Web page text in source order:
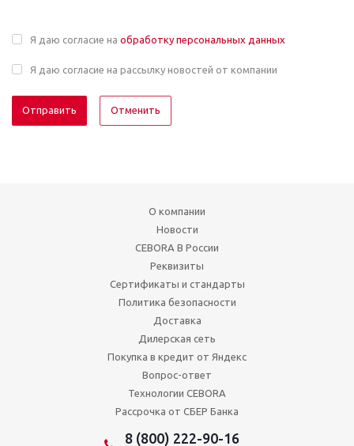
Я даю согласие на обработку персональных данных
Я даю согласие на рассылку новостей от компании
Отменить
О компании
Новости
CEBORA В России
Реквизиты
Сертификаты и стандарты
Политика безопасности
Доставка
Дилерская сеть
Покупка в кредит от Яндекс
Вопрос-ответ
Технологии CEBORA
Рассрочка от СБЕР Банка
8 (800) 222-90-16